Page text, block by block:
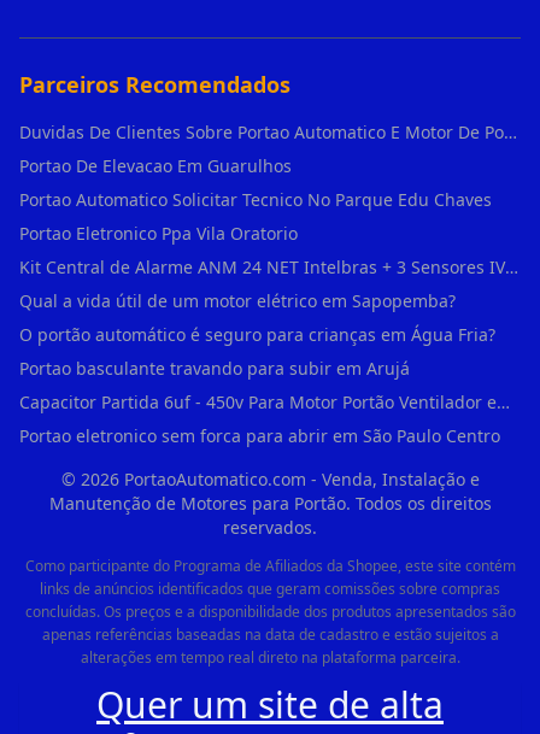
Parceiros Recomendados
Duvidas De Clientes Sobre Portao Automatico E Motor De Portao Motor De Portao Suspenso
Portao De Elevacao Em Guarulhos
Portao Automatico Solicitar Tecnico No Parque Edu Chaves
Portao Eletronico Ppa Vila Oratorio
Kit Central de Alarme ANM 24 NET Intelbras + 3 Sensores IVP 3000 CF + Bateria + em Vila Jacuí
Qual a vida útil de um motor elétrico em Sapopemba?
O portão automático é seguro para crianças em Água Fria?
Portao basculante travando para subir em Arujá
Capacitor Partida 6uf - 450v Para Motor Portão Ventilador em Vila Madalena
Portao eletronico sem forca para abrir em São Paulo Centro
© 2026PortaoAutomatico.com - Venda, Instalação e
Manutenção de Motores para Portão. Todos os direitos
reservados.
Como participante do Programa de Afiliados da Shopee, este site contém
links de anúncios identificados que geram comissões sobre compras
concluídas. Os preços e a disponibilidade dos produtos apresentados são
apenas referências baseadas na data de cadastro e estão sujeitos a
alterações em tempo real direto na plataforma parceira.
Quer um site de alta